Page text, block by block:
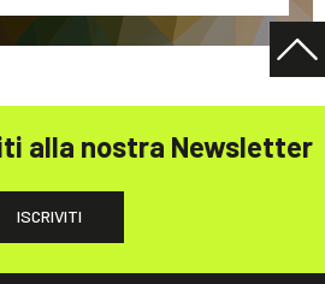
alla nostra Newsletter
ISCRIVITI